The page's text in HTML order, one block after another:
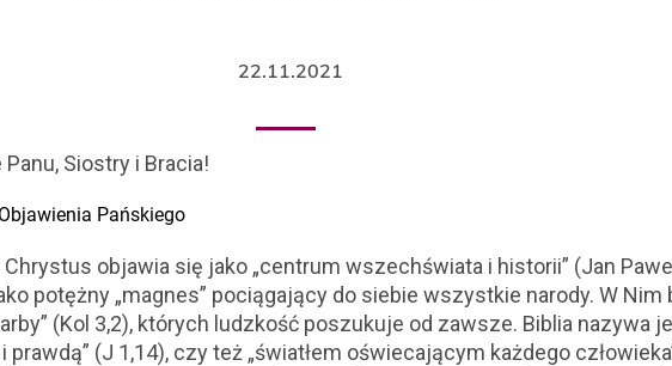
Siostry i Bracia!
Pańskiego
objawia się jako „centrum wszechświata i historii” (Jan
potężny „magnes” pociągający do siebie wszystkie narody. W Nim
(Kol 3,2), których ludzkość poszukuje od zawsze. Biblia nazywa
i prawdą” (J 1,14), czy też „światłem oświecającym każdego
22.11.2021